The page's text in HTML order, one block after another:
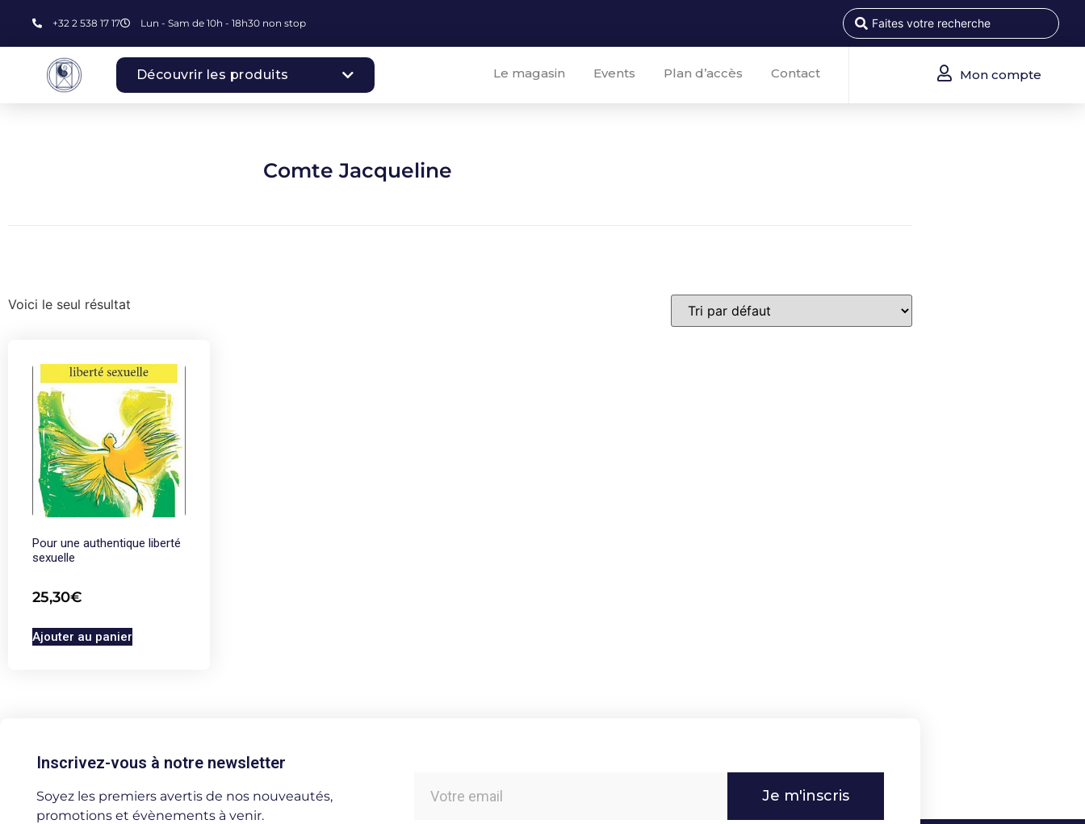
+32 2 538 17 17 Lun - Sam de 10h - 18h30 non stop
Découvrir les produits Le magasin Events Plan d’accès Contact Mon compte
Comte Jacqueline
Voici le seul résultat
Pour une authentique liberté
sexuelle
25,30€
Ajouter au panier
Inscrivez-vous à notre newsletter
Soyez les premiers avertis de nos nouveautés,
promotions et évènements à venir.
Je m'inscris